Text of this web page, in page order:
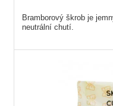
Bramborový škrob je
neutrální chutí.